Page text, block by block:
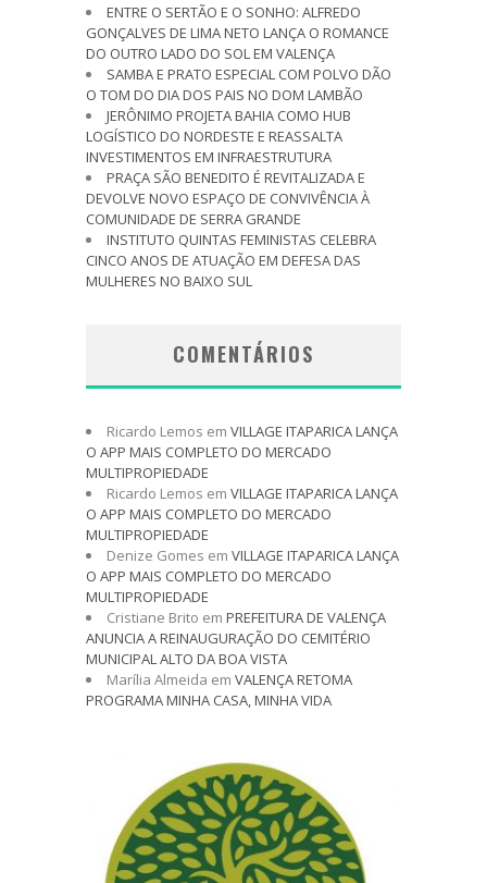
ENTRE O SERTÃO E O SONHO: ALFREDO
GONÇALVES DE LIMA NETO LANÇA O ROMANCE
DO OUTRO LADO DO SOL EM VALENÇA
SAMBA E PRATO ESPECIAL COM POLVO DÃO
O TOM DO DIA DOS PAIS NO DOM LAMBÃO
JERÔNIMO PROJETA BAHIA COMO HUB
LOGÍSTICO DO NORDESTE E REASSALTA
INVESTIMENTOS EM INFRAESTRUTURA
PRAÇA SÃO BENEDITO É REVITALIZADA E
DEVOLVE NOVO ESPAÇO DE CONVIVÊNCIA À
COMUNIDADE DE SERRA GRANDE
INSTITUTO QUINTAS FEMINISTAS CELEBRA
CINCO ANOS DE ATUAÇÃO EM DEFESA DAS
MULHERES NO BAIXO SUL
COMENTÁRIOS
Ricardo Lemos em VILLAGE ITAPARICA LANÇA
O APP MAIS COMPLETO DO MERCADO
MULTIPROPIEDADE
Ricardo Lemos em VILLAGE ITAPARICA LANÇA
O APP MAIS COMPLETO DO MERCADO
MULTIPROPIEDADE
Denize Gomes em VILLAGE ITAPARICA LANÇA
O APP MAIS COMPLETO DO MERCADO
MULTIPROPIEDADE
Cristiane Brito em PREFEITURA DE VALENÇA
ANUNCIA A REINAUGURAÇÃO DO CEMITÉRIO
MUNICIPAL ALTO DA BOA VISTA
Marília Almeida em VALENÇA RETOMA
PROGRAMA MINHA CASA, MINHA VIDA